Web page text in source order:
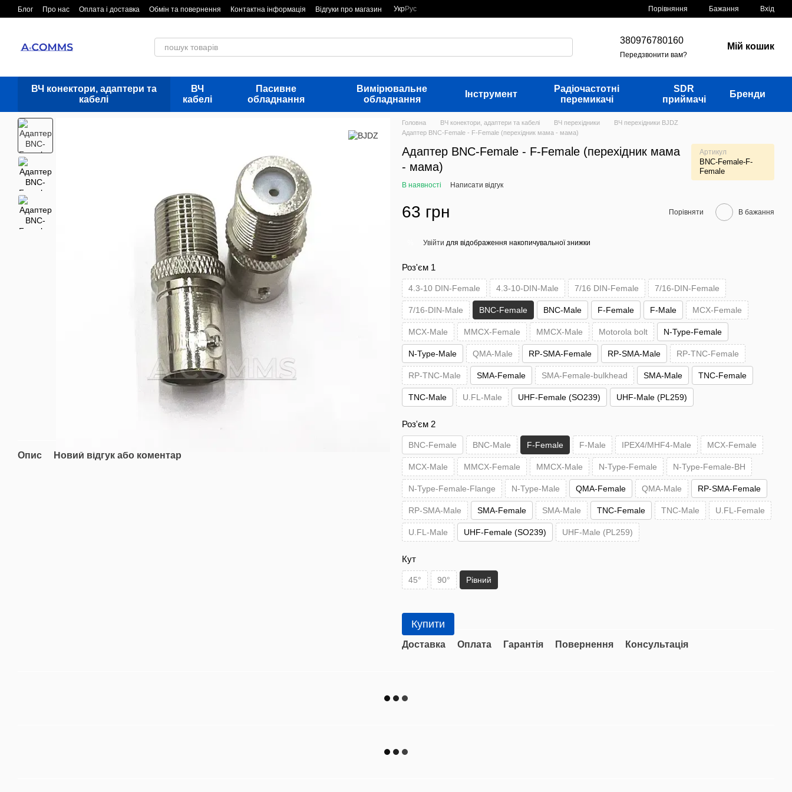
Перейти до основного контенту
Блог Про нас Оплата і доставка Обмін та повернення Контактна інформація Відгуки про магазин УкрРус Порівняння Бажання Вхід
380976780160
Передзвонити вам?
Мій кошик
ВЧ конектори, адаптери та
кабелі
ВЧ
кабелі
Пасивне
обладнання
Вимірювальне
обладнання
Інструмент
Радіочастотні
перемикачі
SDR
приймачі
Бренди
Опис Новий відгук або коментар
Головна ВЧ конектори, адаптери та кабелі ВЧ перехідники
ВЧ перехідники BJDZ
Адаптер BNC-Female - F-Female (перехідник мама - мама)
Адаптер BNC-Female - F-Female (перехідник мама
- мама)
Артикул
BNC-Female-F-
Female
В наявності Написати відгук
63 грн Порівняти В бажання
Увійти для відображення накопичувальної знижки
Роз'єм 1
4.3-10 DIN-Female 4.3-10-DIN-Male 7/16 DIN-Female 7/16-DIN-Female
7/16-DIN-Male BNC-Female BNC-Male F-Female F-Male MCX-Female
MCX-Male MMCX-Female MMCX-Male Motorola bolt N-Type-Female
N-Type-Male QMA-Male RP-SMA-Female RP-SMA-Male RP-TNC-Female
RP-TNC-Male SMA-Female SMA-Female-bulkhead SMA-Male TNC-Female
TNC-Male U.FL-Male UHF-Female (SO239) UHF-Male (PL259)
Роз'єм 2
BNC-Female BNC-Male F-Female F-Male IPEX4/MHF4-Male MCX-Female
MCX-Male MMCX-Female MMCX-Male N-Type-Female N-Type-Female-BH
N-Type-Female-Flange N-Type-Male QMA-Female QMA-Male RP-SMA-Female
RP-SMA-Male SMA-Female SMA-Male TNC-Female TNC-Male U.FL-Female
U.FL-Male UHF-Female (SO239) UHF-Male (PL259)
Кут
45° 90° Рівний
Купити
Доставка Оплата Гарантія Повернення Консультація